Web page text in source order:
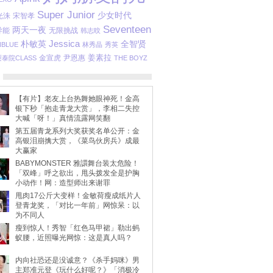
洙 宋智孝 Super Junior 少女时代
能 两天一夜 无限挑战 韩志旼 Seventeen
朴敏英 Jessica 林秀晶 秀英 全智贤
泰院CLASS 金宣虎 尹恩惠 姜素拉 THE BOYZ
【有片】老友上台热舞她眼神死！金高
银下秒「抱走青龙大赏」，李相二失控
大喊「呀！」真情流露网笑翻
第五届青龙系列大奖获奖名单公开：金
高银泪崩擒大赏，《菜鸟伙房兵》成最
大赢家
BABYMONSTER 雅譞舞台装太危险！
「双峰」呼之欲出，甩头拨发全是护胸
小动作！网：造型师出来谢罪
甩肉17公斤大变样！金敏荷瘦成纸片人
登青龙奖，「对比一年前」网惊呆：以
为不同人
瘦到惊人！秀智「红色马甲裙」勒出蚂
蚁腰，近照曝光网惊：这是真人吗？
内向社恐还是没诚意？《杀手妈咪》男
主郑准元登《玩什么好呢？》「消极冷